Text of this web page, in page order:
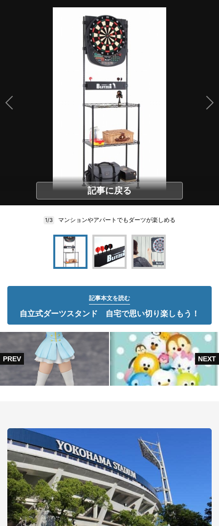
記事に戻る
1/3 マンションやアパートでもダーツが楽しめる
記事本文を読む
自立式ダーツスタンド 自宅で思い切り楽しもう！